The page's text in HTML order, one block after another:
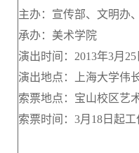
主办：宣传部、文明办
承办：美术学院
演出时间：2013年3月
演出地点：上海大学伟
索票地点：宝山校区艺
索票时间：3月18日起工